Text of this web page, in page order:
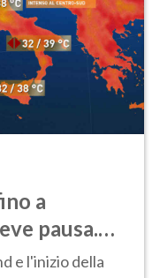
a
pausa.
e l'inizio della